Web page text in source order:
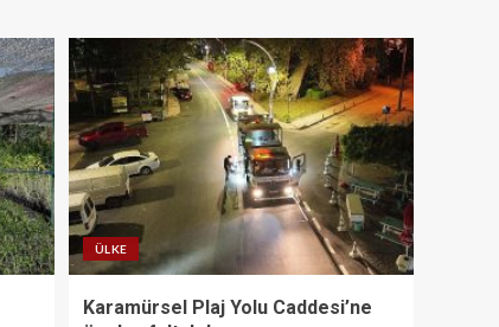
ÜLKE
Karamürsel Plaj Yolu Caddesi’ne